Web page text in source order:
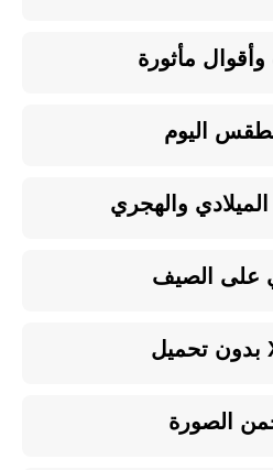
وأقوال مأثورة
اليوم
الميلادي والهجري
على الصيف
الصورة